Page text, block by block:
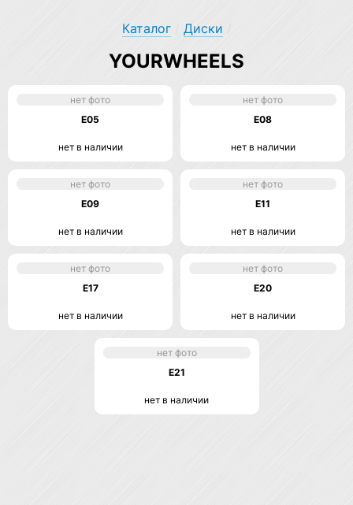
Каталог/ Диски
YOURWHEELS
нет фото
E05
нет в наличии
нет фото
E08
нет в наличии
нет фото
E09
нет в наличии
нет фото
E11
нет в наличии
нет фото
E17
нет в наличии
нет фото
E20
нет в наличии
нет фото
E21
нет в наличии